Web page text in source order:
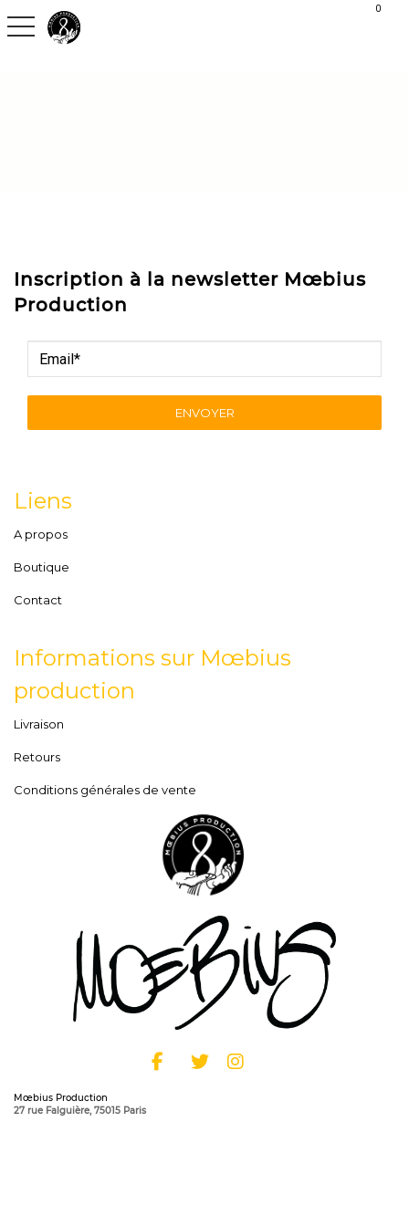
G-C30S2H9QVX 0
toggle navigation
Inscription à la newsletter Mœbius
Production
ENVOYER
Liens
A propos
Boutique
Contact
Informations sur Mœbius
production
Livraison
Retours
Conditions générales de vente
Mœbius Production
27 rue Falguière, 75015 Paris